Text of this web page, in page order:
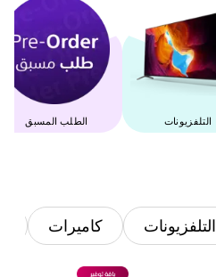
التلفزيونات الطلب المسبق
التلفزيونات كاميرات